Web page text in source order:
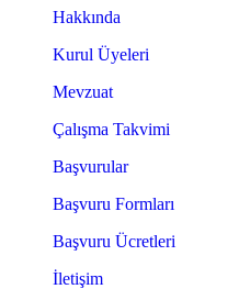
Hakkında
Kurul Üyeleri
Mevzuat
Çalışma Takvimi
Başvurular
Başvuru Formları
Başvuru Ücretleri
İletişim